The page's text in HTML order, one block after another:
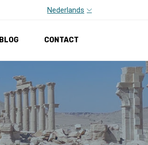
Nederlands
BLOG CONTACT